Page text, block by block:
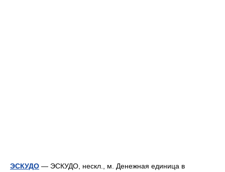
ЭСКУДО — ЭСКУДО, нескл., м. Денежная единица в